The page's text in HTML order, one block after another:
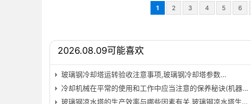
1 2 3 4 5 6
2026.08.09可能喜欢
玻璃钢冷却塔运转验收注意事项,玻璃钢冷却塔参数…
冷却机械在平常的使用和工作中应当注意的保养秘诀(机器…
玻璃钢凉水塔的生产效率与哪些因素有关,玻璃钢凉水塔生…